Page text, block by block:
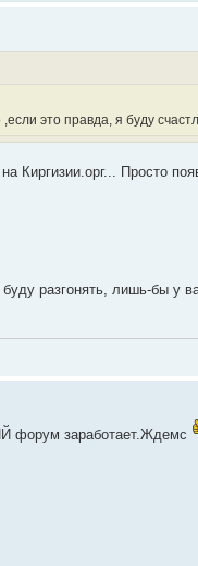
это правда, я буду
Киргизии.орг... Просто
разгонять, лишь-бы у
форум заработает.Ждемс